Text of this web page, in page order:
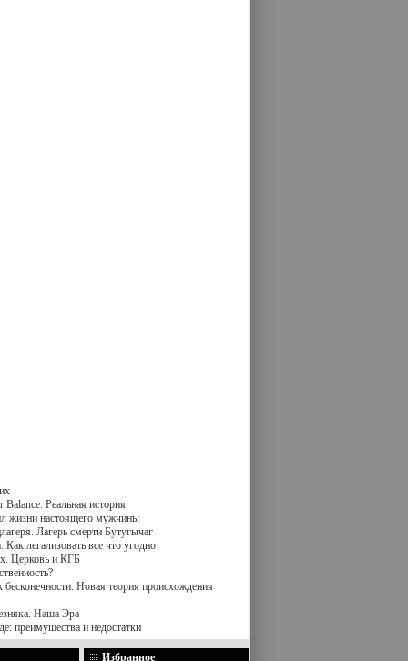
Balance. Реальная история
жизни настоящего мужчины
Лагерь смерти Бутугычаг
легализовать все что угодно
Церковь и КГБ
бесконечности. Новая теория происхождения
Наша Эра
преимущества и недостатки
Избранное